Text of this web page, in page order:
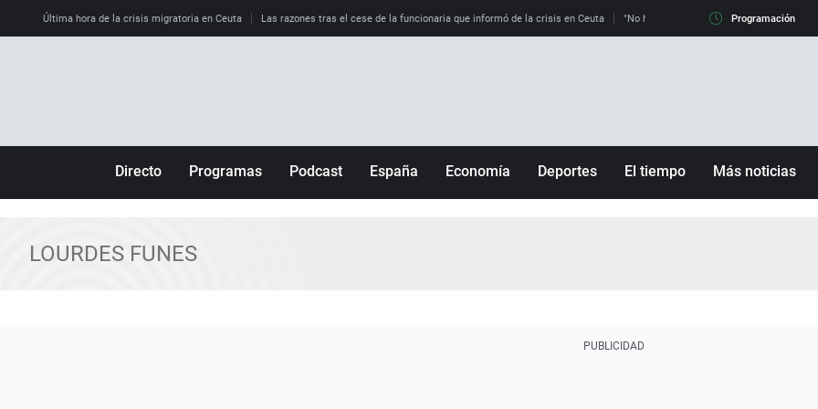
Última hora de la crisis migratoria en Ceuta Las razones tras el cese de la funcionaria que informó de la crisis en Ceuta "No hay mafias, que no nos engañen":
Programación
Directo Programas
Julia en la onda
Podcast España Economía Deportes El tiempo Más noticias
LOURDES FUNES